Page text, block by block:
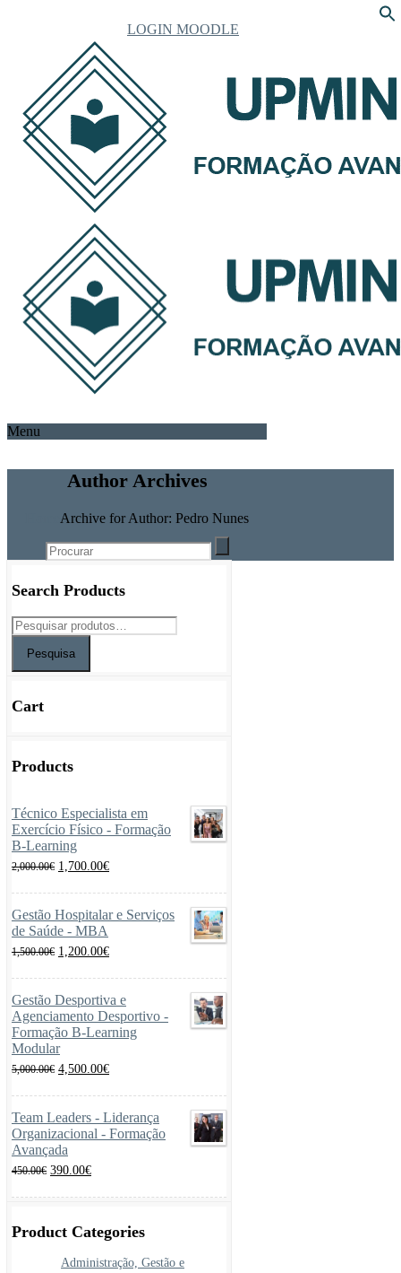
LOGIN MOODLE
Menu
Author Archives
Archive for Author: Pedro Nunes
Search Products
Pesquisa
Cart
Products
Técnico Especialista em
Exercício Físico - Formação
B-Learning
2,000.00€ O
preço
original
era:
2,000.00€.
1,700.00€O
preço
atual
é:
1,700.00€.
Gestão Hospitalar e Serviços
de Saúde - MBA
1,500.00€ O
preço
original
era:
1,500.00€.
1,200.00€O
preço
atual
é:
1,200.00€.
Gestão Desportiva e
Agenciamento Desportivo -
Formação B-Learning
Modular
5,000.00€ O
preço
original
era:
5,000.00€.
4,500.00€O
preço
atual
é:
4,500.00€.
Team Leaders - Liderança
Organizacional - Formação
Avançada
450.00€ O
preço
original
450.00€.
390.00€O
preço
atual
390.00€.
Product Categories
Administração, Gestão e